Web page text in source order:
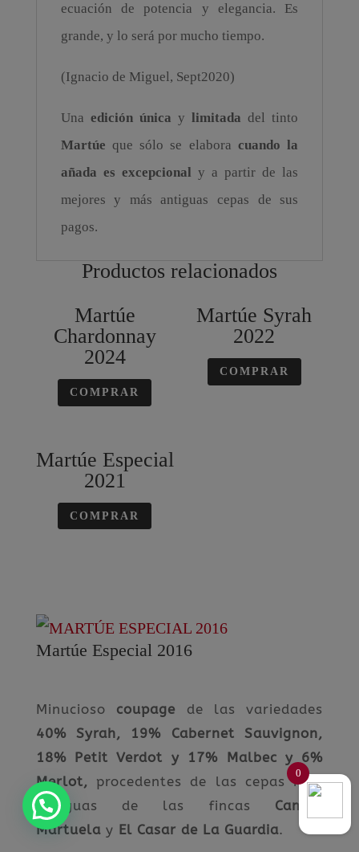
ecuación de potencia y elegancia. Es
grande, y lo será por mucho tiempo.
(Ignacio de Miguel, Sept2020)
Una edición única ylimitada del tinto
Martúe que sólo se elabora cuando la
añada es excepcional
y a partir de las
mejores y más antiguas cepas de sus
pagos.
Productos relacionados
Martúe
Chardonnay
2024
COMPRAR
Martúe Syrah
2022
COMPRAR
Martúe Especial
2021
COMPRAR
Martúe Especial 2016
Minucioso coupage de las variedades
40% Syrah, 19% Cabernet Sauvignon,
18% Petit Verdot y 17% Malbec y 6%
Merlot, procedentes de las cepas más
antiguas de las fincas Campo
Martuelay El Casar de La Guardia.
0